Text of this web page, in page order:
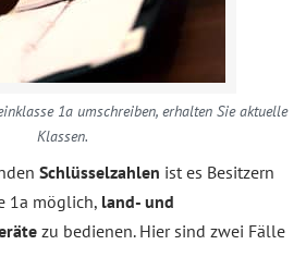
1a umschreiben, erhalten Sie aktuelle
Klassen.
Schlüsselzahlen ist es Besitzern
1a möglich, land- und
zu bedienen. Hier sind zwei Fälle